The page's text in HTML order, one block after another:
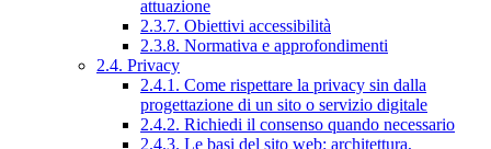
attuazione
2.3.7. Obiettivi accessibilità
2.3.8. Normativa e approfondimenti
2.4. Privacy
2.4.1. Come rispettare la privacy sin dalla
progettazione di un sito o servizio digitale
2.4.2. Richiedi il consenso quando necessario
2.4.3. Le basi del sito web: architettura,